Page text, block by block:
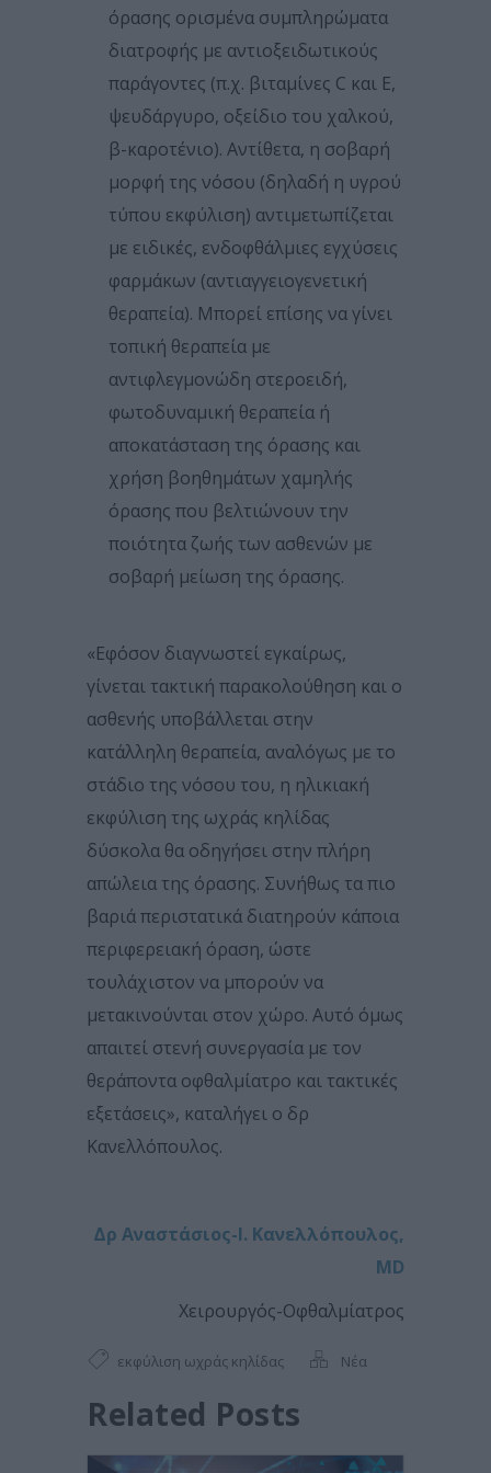
όρασης ορισμένα συμπληρώματα
διατροφής με αντιοξειδωτικούς
παράγοντες (π.χ. βιταμίνες C και E,
ψευδάργυρο, οξείδιο του χαλκού,
β-καροτένιο). Αντίθετα, η σοβαρή
μορφή της νόσου (δηλαδή η υγρού
τύπου εκφύλιση) αντιμετωπίζεται
με ειδικές, ενδοφθάλμιες εγχύσεις
φαρμάκων (αντιαγγειογενετική
θεραπεία). Μπορεί επίσης να γίνει
τοπική θεραπεία με
αντιφλεγμονώδη στεροειδή,
φωτοδυναμική θεραπεία ή
αποκατάσταση της όρασης και
χρήση βοηθημάτων χαμηλής
όρασης που βελτιώνουν την
ποιότητα ζωής των ασθενών με
σοβαρή μείωση της όρασης.
«Εφόσον διαγνωστεί εγκαίρως,
γίνεται τακτική παρακολούθηση και ο
ασθενής υποβάλλεται στην
κατάλληλη θεραπεία, αναλόγως με το
στάδιο της νόσου του, η ηλικιακή
εκφύλιση της ωχράς κηλίδας
δύσκολα θα οδηγήσει στην πλήρη
απώλεια της όρασης. Συνήθως τα πιο
βαριά περιστατικά διατηρούν κάποια
περιφερειακή όραση, ώστε
τουλάχιστον να μπορούν να
μετακινούνται στον χώρο. Αυτό όμως
απαιτεί στενή συνεργασία με τον
θεράποντα οφθαλμίατρο και τακτικές
εξετάσεις», καταλήγει ο δρ
Κανελλόπουλος.
Δρ Αναστάσιος-Ι. Κανελλόπουλος,
MD
Xειρουργός-Οφθαλμίατρος
εκφύλιση ωχράς κηλίδας Νέα
Related Posts